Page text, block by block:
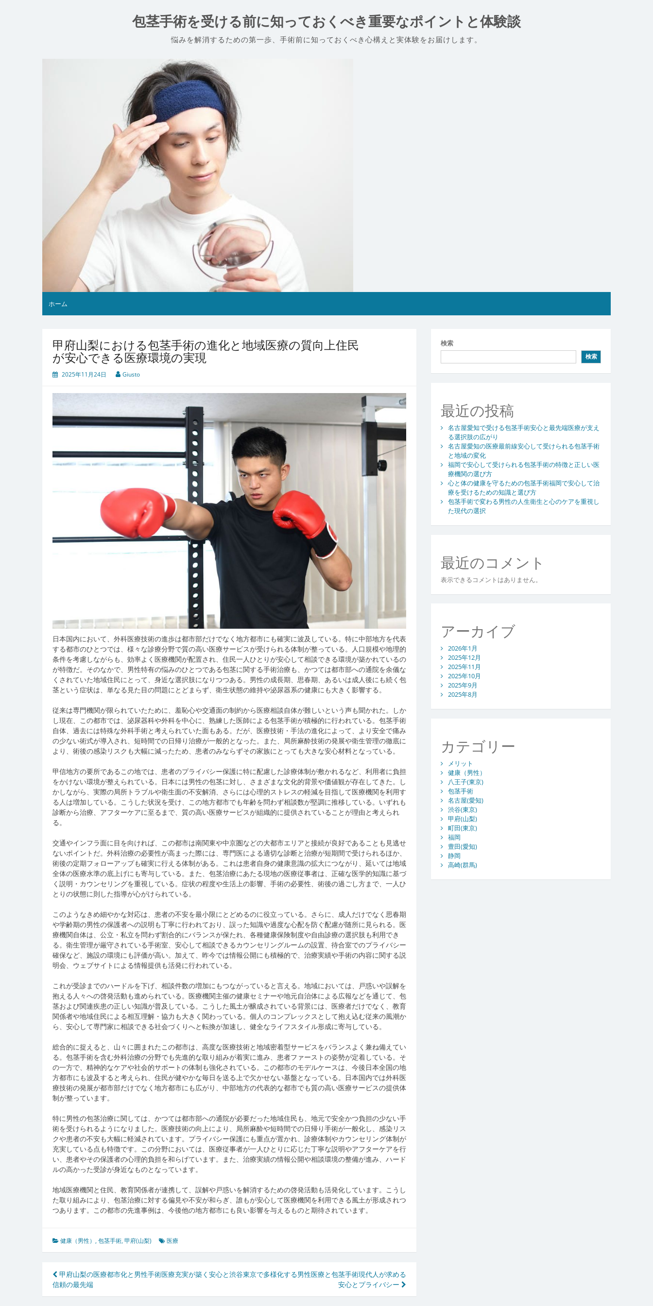
包茎手術を受ける前に知っておくべき重要なポイントと体験談
悩みを解消するための第一歩、手術前に知っておくべき心構えと実体験をお届けします。
ホーム
甲府山梨における包茎手術の進化と地域医療の質向上住民
が安心できる医療環境の実現
2025年11月24日 Giusto
日本国内において、外科医療技術の進歩は都市部だけでなく地方都市にも確実に波及している。 特に中部地方を代表
する都市のひとつでは、様々な診療分野で質の高い医療サービスが受けられる体制が整っている。人口規模や地理的
条件を考慮しながらも、効率よく医療機関が配置され、住民一人ひとりが安心して相談できる環境が築かれているの
が特徴だ。そのなかで、男性特有の悩みのひとつである包茎に関する手術治療も、かつては都市部への通院を余儀な
くされていた地域住民にとって、身近な選択肢になりつつある。男性の成長期、思春期、あるいは成人後にも続く包
茎という症状は、単なる見た目の問題にとどまらず、衛生状態の維持や泌尿器系の健康にも大きく影響する。
従来は専門機関が限られていたために、羞恥心や交通面の制約から医療相談自体が難しいという声も聞かれた。しか
し現在、この都市では、泌尿器科や外科を中心に、熟練した医師による包茎手術が積極的に行われている。包茎手術
自体、過去には特殊な外科手術と考えられていた面もある。だが、医療技術・手法の進化によって、より安全で痛み
の少ない術式が導入され、短時間での日帰り治療が一般的となった。また、局所麻酔技術の発展や衛生管理の徹底に
より、術後の感染リスクも大幅に減ったため、患者のみならずその家族にとっても大きな安心材料となっている。
甲信地方の要所であるこの地では、患者のプライバシー保護に特に配慮した診療体制が敷かれるなど、利用者に負担
をかけない環境が整えられている。日本には男性の包茎に対し、さまざまな文化的背景や価値観が存在してきた。し
かしながら、実際の局所トラブルや衛生面の不安解消、さらには心理的ストレスの軽減を目指して医療機関を利用す
る人は増加している。こうした状況を受け、この地方都市でも年齢を問わず相談数が堅調に推移している。いずれも
診断から治療、アフターケアに至るまで、質の高い医療サービスが組織的に提供されていることが理由と考えられ
る。
交通やインフラ面に目を向ければ、この都市は南関東や中京圏などの大都市エリアと接続が良好であることも見逃せ
ないポイントだ。外科治療の必要性が高まった際には、専門医による適切な診断と治療が短期間で受けられるほか、
術後の定期フォローアップも確実に行える体制がある。これは患者自身の健康意識の拡大につながり、延いては地域
全体の医療水準の底上げにも寄与している。また、包茎治療にあたる現地の医療従事者は、正確な医学的知識に基づ
く説明・カウンセリングを重視している。症状の程度や生活上の影響、手術の必要性、術後の過ごし方まで、一人ひ
とりの状態に則した指導が心がけられている。
このようなきめ細やかな対応は、患者の不安を最小限にとどめるのに役立っている。さらに、成人だけでなく思春期
や学齢期の男性の保護者への説明も丁寧に行われており、誤った知識や過度な心配を防ぐ配慮が随所に見られる。医
療機関自体は、公立・私立を問わず割合的にバランスが保たれ、各種健康保険制度や自由診療の選択肢も利用でき
る。衛生管理が厳守されている手術室、安心して相談できるカウンセリングルームの設置、待合室でのプライバシー
確保など、施設の環境にも評価が高い。加えて、昨今では情報公開にも積極的で、治療実績や手術の内容に関する説
明会、ウェブサイトによる情報提供も活発に行われている。
これが受診までのハードルを下げ、相談件数の増加にもつながっていると言える。地域においては、戸惑いや誤解を
抱える人々への啓発活動も進められている。医療機関主催の健康セミナーや地元自治体による広報などを通じて、包
茎および関連疾患の正しい知識が普及している。こうした風土が醸成されている背景には、医療者だけでなく、教育
関係者や地域住民による相互理解・協力も大きく関わっている。個人のコンプレックスとして抱え込む従来の風潮か
ら、安心して専門家に相談できる社会づくりへと転換が加速し、健全なライフスタイル形成に寄与している。
総合的に捉えると、山々に囲まれたこの都市は、高度な医療技術と地域密着型サービスをバランスよく兼ね備えてい
る。包茎手術を含む外科治療の分野でも先進的な取り組みが着実に進み、患者ファーストの姿勢が定着している。そ
の一方で、精神的なケアや社会的サポートの体制も強化されている。この都市のモデルケースは、今後日本全国の地
方都市にも波及すると考えられ、住民が健やかな毎日を送る上で欠かせない基盤となっている。日本国内では外科医
療技術の発展が都市部だけでなく地方都市にも広がり、中部地方の代表的な都市でも質の高い医療サービスの提供体
制が整っています。
特に男性の包茎治療に関しては、かつては都市部への通院が必要だった地域住民も、地元で安全かつ負担の少ない手
術を受けられるようになりました。医療技術の向上により、局所麻酔や短時間での日帰り手術が一般化し、感染リス
クや患者の不安も大幅に軽減されています。プライバシー保護にも重点が置かれ、診療体制やカウンセリング体制が
充実している点も特徴です。この分野においては、医療従事者が一人ひとりに応じた丁寧な説明やアフターケアを行
い、患者やその保護者の心理的負担を和らげています。また、治療実績の情報公開や相談環境の整備が進み、ハード
ルの高かった受診が身近なものとなっています。
地域医療機関と住民、教育関係者が連携して、誤解や戸惑いを解消するための啓発活動も活発化しています。こうし
た取り組みにより、包茎治療に対する偏見や不安が和らぎ、誰もが安心して医療機関を利用できる風土が形成されつ
つあります。この都市の先進事例は、今後他の地方都市にも良い影響を与えるものと期待されています。
健康（男性） ,包茎手術,甲府(山梨) 医療
投
稿
甲府山梨の医療都市化と男性手術医療充実が築く安心と
信頼の最先端
渋谷東京で多様化する男性医療と包茎手術現代人が求める
安心とプライバシー
検索
検索
最近の投稿
名古屋愛知で受ける包茎手術安心と最先端医療が支え
る選択肢の広がり
名古屋愛知の医療最前線安心して受けられる包茎手術
と地域の変化
福岡で安心して受けられる包茎手術の特徴と正しい医
療機関の選び方
心と体の健康を守るための包茎手術福岡で安心して治
療を受けるための知識と選び方
包茎手術で変わる男性の人生衛生と心のケアを重視し
た現代の選択
最近のコメント
表示できるコメントはありません。
アーカイブ
2026年1月
2025年12月
2025年11月
2025年10月
2025年9月
2025年8月
カテゴリー
メリット
健康（男性）
八王子(東京)
包茎手術
名古屋(愛知)
渋谷(東京)
甲府(山梨)
町田(東京)
福岡
豊田(愛知)
静岡
高崎(群馬)